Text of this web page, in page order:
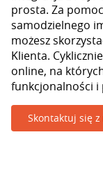
prosta. Za
samodzielnego
możesz
Klienta.
online, na
funkcjonalności i
Skontaktuj się